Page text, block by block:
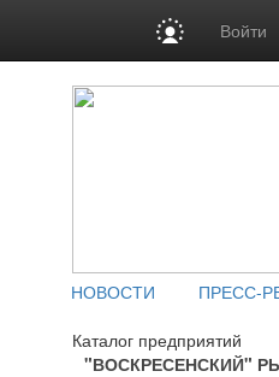
Войти
НОВОСТИ ПРЕСС-
Каталог предприятий
"ВОСКРЕСЕНСКИЙ"